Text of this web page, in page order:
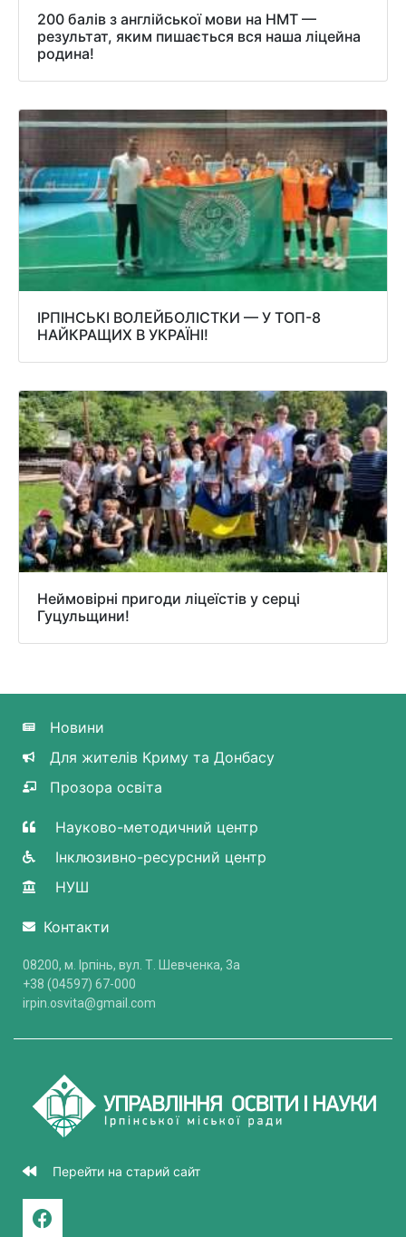
200 балів з англійської мови на НМТ —
результат, яким пишається вся наша ліцейна
родина!
ІРПІНСЬКІ ВОЛЕЙБОЛІСТКИ — У ТОП-8
НАЙКРАЩИХ В УКРАЇНІ!
Неймовірні пригоди ліцеїстів у серці
Гуцульщини!
Новини
Для жителів Криму та Донбасу
Прозора освіта
Науково-методичний центр
Інклюзивно-ресурсний центр
НУШ
Контакти
08200, м. Ірпінь, вул. Т. Шевченка, 3a
+38 (04597) 67-000
irpin.osvita@gmail.com
Перейти на старий сайт